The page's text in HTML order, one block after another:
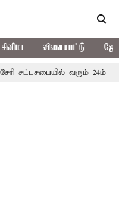
சினிமா விளையாட்டு
வரும் 24ம் தேதி